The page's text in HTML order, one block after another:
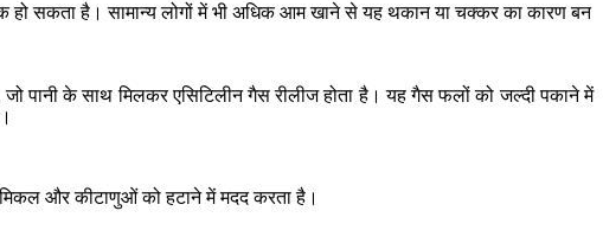
सकता है। सामान्य लोगों में भी अधिक आम खाने से यह थकान या चक्कर का कारण बन
पानी के साथ मिलकर एसिटिलीन गैस रीलीज होता है। यह गैस फलों को जल्दी पकाने में
और कीटाणुओं को हटाने में मदद करता है।